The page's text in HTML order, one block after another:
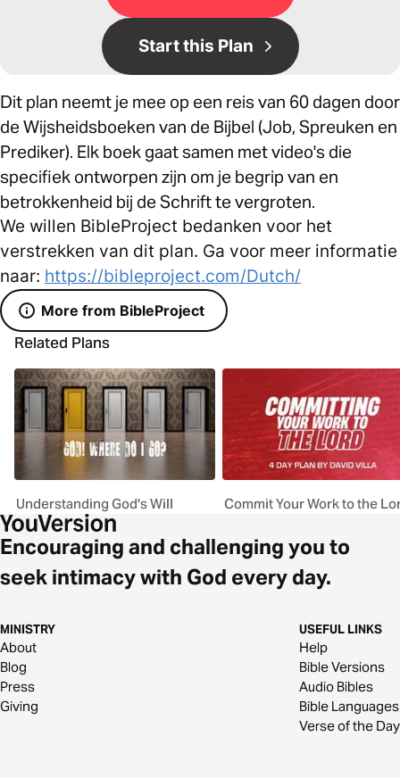
Start this Plan
Dit plan neemt je mee op een reis van 60 dagen door
de Wijsheidsboeken van de Bijbel (Job, Spreuken en
Prediker). Elk boek gaat samen met video's die
specifiek ontworpen zijn om je begrip van en
betrokkenheid bij de Schrift te vergroten.
We willen BibleProject bedanken voor het
verstrekken van dit plan. Ga voor meer informatie
naar: https://bibleproject.com/Dutch/
More from BibleProject
Related Plans
Understanding God's Will Commit Your Work to the
Encouraging and challenging you to
seek intimacy with God every day.
MINISTRY
About
Blog
Press
Giving
USEFUL LINKS
Help
Bible Versions
Audio Bibles
Bible Languages
Verse of the Day